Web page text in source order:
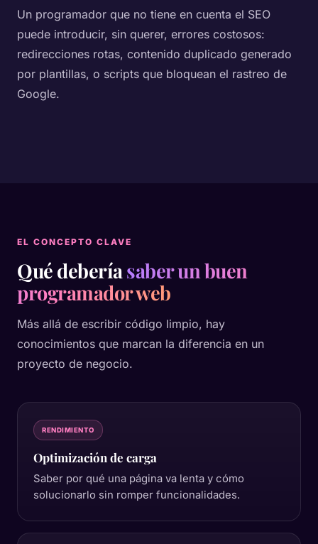
Un programador que no tiene en cuenta el SEO
puede introducir, sin querer, errores costosos:
redirecciones rotas, contenido duplicado generado
por plantillas, o scripts que bloquean el rastreo de
Google.
EL CONCEPTO CLAVE
Qué deberíasaber un buen
programador web
Más allá de escribir código limpio, hay
conocimientos que marcan la diferencia en un
proyecto de negocio.
RENDIMIENTO
Optimización de carga
Saber por qué una página va lenta y cómo
solucionarlo sin romper funcionalidades.